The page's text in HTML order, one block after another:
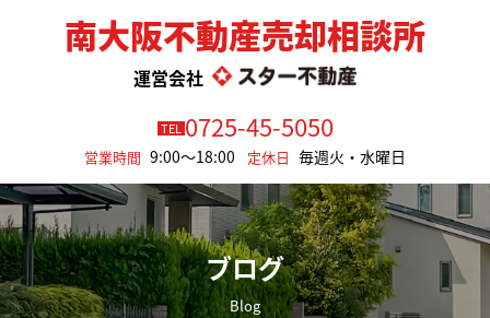
南大阪不動産売却相談所
運営会社
TEL0725-45-5050
営業時間 9:00～18:00 定休日 毎週火・水曜日
ブログ
Blog